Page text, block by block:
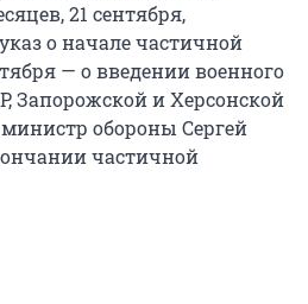
21 сентября,
о начале частичной
— о введении военного
Запорожской и Херсонской
министр обороны Сергей
частичной